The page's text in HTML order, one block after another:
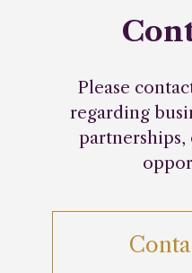
Please
regarding